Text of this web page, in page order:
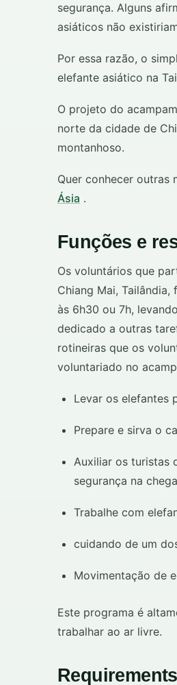
segurança. Alguns
asiáticos não
Por essa razão, o
elefante asiático na
O projeto do
norte da cidade de
montanhoso.
Quer conhecer outras
Ásia .
Funções e
Os voluntários que
Chiang Mai,
às 6h30 ou 7h,
dedicado a outras
rotineiras que os
voluntariado no
Levar os elefantes
Prepare e sirva o
Auxiliar os turistas
segurança na
Trabalhe com
cuidando de um
Movimentação de
Este programa é
trabalhar ao ar livre.